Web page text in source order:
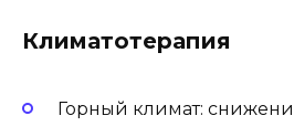
Климатотерапия
Горный климат: